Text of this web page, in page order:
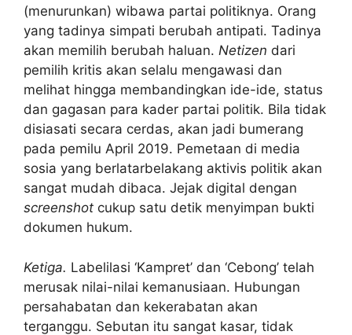
(menurunkan) wibawa partai politiknya. Orang
yang tadinya simpati berubah antipati. Tadinya
akan memilih berubah haluan. Netizen dari
pemilih kritis akan selalu mengawasi dan
melihat hingga membandingkan ide-ide, status
dan gagasan para kader partai politik. Bila tidak
disiasati secara cerdas, akan jadi bumerang
pada pemilu April 2019. Pemetaan di media
sosia yang berlatarbelakang aktivis politik akan
sangat mudah dibaca. Jejak digital dengan
screenshot cukup satu detik menyimpan bukti
dokumen hukum.
Ketiga. Labelilasi ‘Kampret’ dan ‘Cebong’ telah
merusak nilai-nilai kemanusiaan. Hubungan
persahabatan dan kekerabatan akan
terganggu. Sebutan itu sangat kasar, tidak